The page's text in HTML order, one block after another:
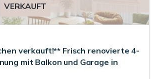
VERKAUFT
verkauft!** Frisch renovierte 4-
mit Balkon und Garage in